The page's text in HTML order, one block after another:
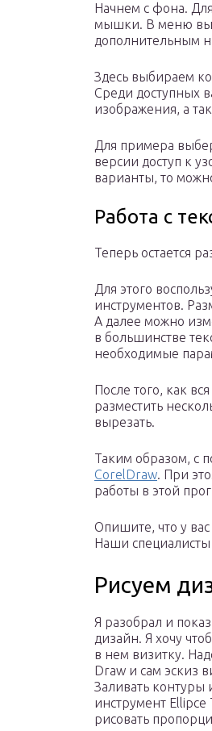
Начнем с фона.
мышки. В меню
дополнительным
Здесь выбираем
Среди доступных
изображения, а
Для примера
версии доступ к
варианты, то
Работа с
Теперь остается
Для этого
инструментов.
А далее можно
в большинстве
необходимые
После того, как
разместить
вырезать.
Таким образом, с
CorelDraw. При
работы в этой
Опишите, что у
Наши специалисты
Рисуем
Я разобрал и
дизайн. Я хочу
в нем визитку.
Draw и сам эскиз
Заливать контуры
инструмент Ellipce
рисовать